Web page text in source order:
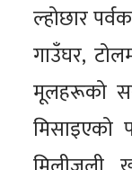
ल्होछार
गाउँघर,
मूलहरूको